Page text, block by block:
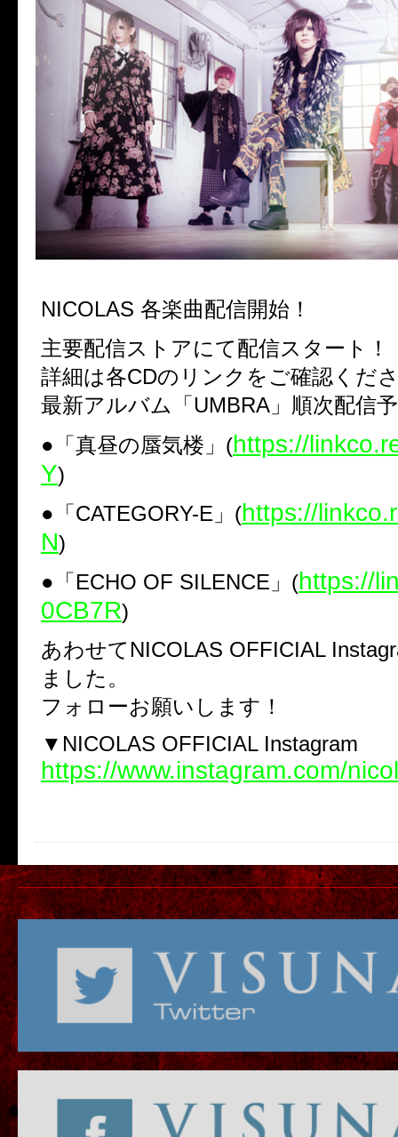
NICOLAS 各楽曲配信開始！
主要配信ストアにて配信スタート！
詳細は各CDのリンクをご確認くだ
最新アルバム「UMBRA」順次配信
●「真昼の蜃気楼」(https://
Y)
●「CATEGORY-E」(https://
N)
●「ECHO OF SILENCE」(https://
0CB7R)
あわせてNICOLAS OFFICIAL
ました。
フォローお願いします！
▼NICOLAS OFFICIAL Instagram
https://www.instagram.com/